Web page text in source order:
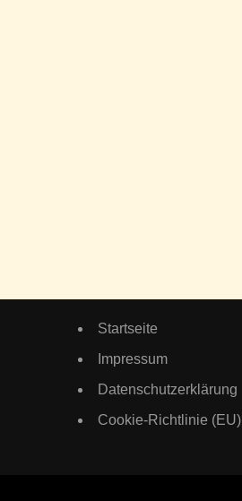
Startseite
Impressum
Datenschutzerklärung
Cookie-Richtlinie (EU)